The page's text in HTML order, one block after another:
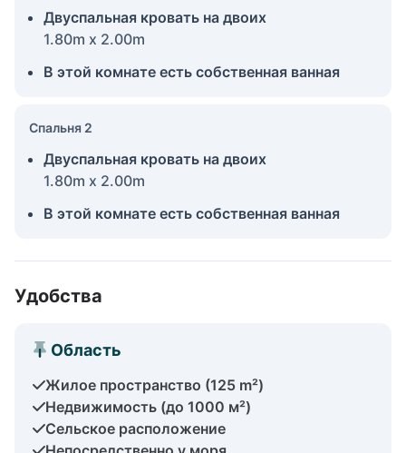
Двуспальная кровать на двоих
1.80m x 2.00m
В этой комнате есть собственная ванная
Спальня 2
Двуспальная кровать на двоих
1.80m x 2.00m
В этой комнате есть собственная ванная
Удобства
Область
Жилое пространство (125 m²)
Недвижимость (до 1000 м²)
Сельское расположение